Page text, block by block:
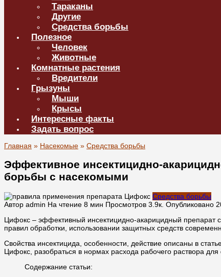
Тараканы
Другие
Средства борьбы
Полезное
Человек
Животные
Комнатные растения
Вредители
Грызуны
Мыши
Крысы
Интересные факты
Задать вопрос
Главная » Насекомые » Средства борьбы
Эффективное инсектицидно-
борьбы с насекомыми
Средства борьбы
Автор admin На чтение 8 мин Просмотров 3.9к. Опубликовано
Цифокс – эффективный инсектицидно-акарицидный препарат
правил обработки, использовании защитных средств
Свойства инсектицида, особенности, действие описаны в
Цифокс, разобраться в нормах расхода рабочего раствора
Содержание статьи: